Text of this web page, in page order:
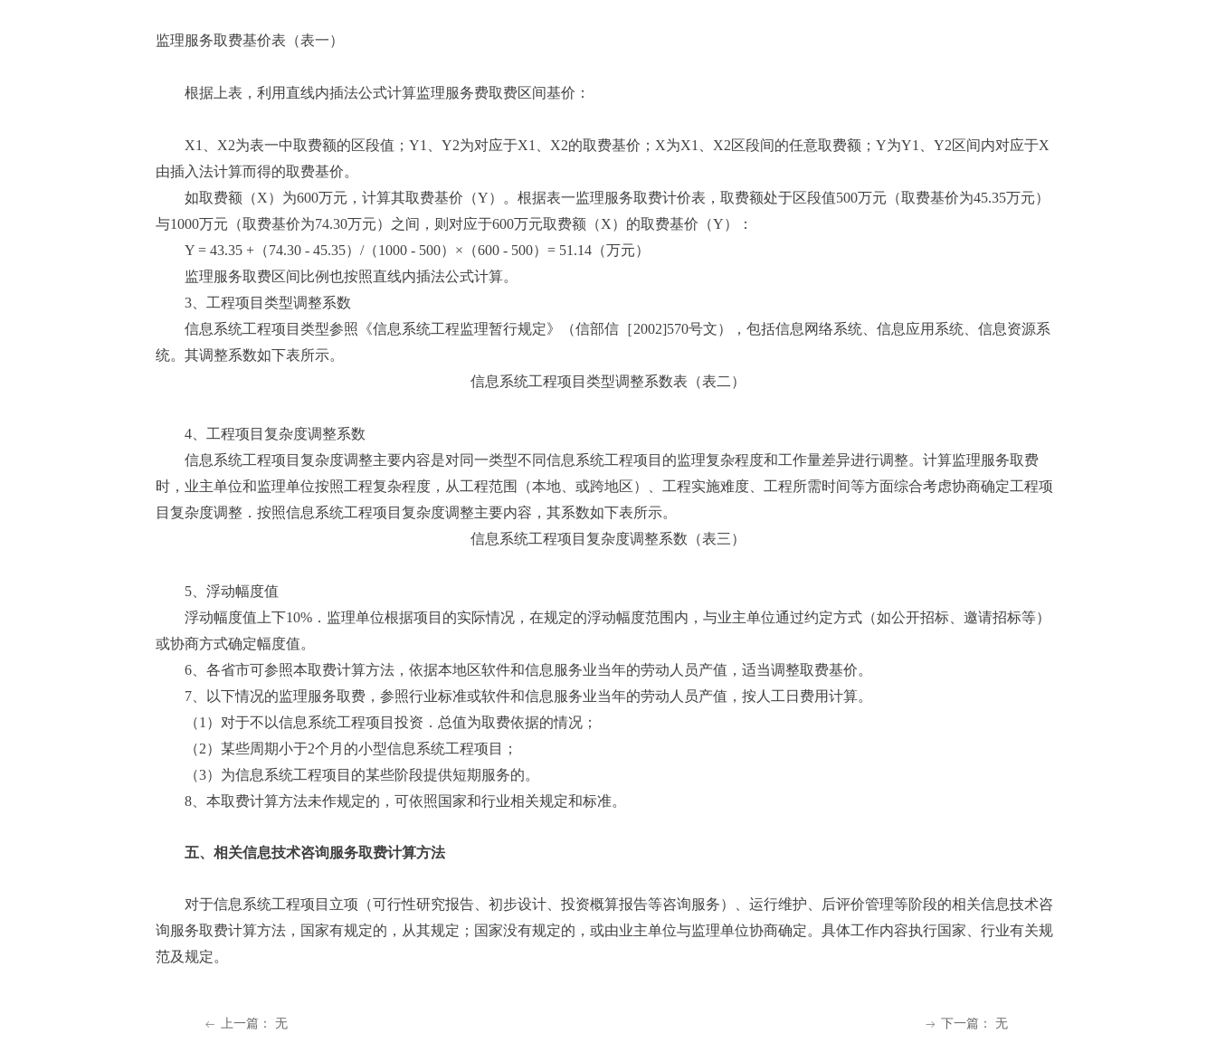
监理服务取费基价表（表一）
根据上表，利用直线内插法公式计算监理服务费取费区间基价：
X1、X2为表一中取费额的区段值；Y1、Y2为对应于X1、X2的取费基价；X为X1、X2区段间的任意取费额；Y为Y1、Y2区间内对应于X
由插入法计算而得的取费基价。
如取费额（X）为600万元，计算其取费基价（Y）。根据表一监理服务取费计价表，取费额处于区段值500万元（取费基价为45.35万元）
与1000万元（取费基价为74.30万元）之间，则对应于600万元取费额（X）的取费基价（Y）：
Y = 43.35 +（74.30 - 45.35）/（1000 - 500）×（600 - 500）= 51.14（万元）
监理服务取费区间比例也按照直线内插法公式计算。
3、工程项目类型调整系数
信息系统工程项目类型参照《信息系统工程监理暂行规定》（信部信［2002]570号文），包括信息网络系统、信息应用系统、信息资源系
统。其调整系数如下表所示。
信息系统工程项目类型调整系数表（表二）
4、工程项目复杂度调整系数
信息系统工程项目复杂度调整主要内容是对同一类型不同信息系统工程项目的监理复杂程度和工作量差异进行调整。计算监理服务取费
时，业主单位和监理单位按照工程复杂程度，从工程范围（本地、或跨地区）、工程实施难度、工程所需时间等方面综合考虑协商确定工程项
目复杂度调整．按照信息系统工程项目复杂度调整主要内容，其系数如下表所示。
信息系统工程项目复杂度调整系数（表三）
5、浮动幅度值
浮动幅度值上下10%．监理单位根据项目的实际情况，在规定的浮动幅度范围内，与业主单位通过约定方式（如公开招标、邀请招标等）
或协商方式确定幅度值。
6、各省市可参照本取费计算方法，依据本地区软件和信息服务业当年的劳动人员产值，适当调整取费基价。
7、以下情况的监理服务取费，参照行业标准或软件和信息服务业当年的劳动人员产值，按人工日费用计算。
（1）对于不以信息系统工程项目投资．总值为取费依据的情况；
（2）某些周期小于2个月的小型信息系统工程项目；
（3）为信息系统工程项目的某些阶段提供短期服务的。
8、本取费计算方法未作规定的，可依照国家和行业相关规定和标准。
五、相关信息技术咨询服务取费计算方法
对于信息系统工程项目立项（可行性研究报告、初步设计、投资概算报告等咨询服务）、运行维护、后评价管理等阶段的相关信息技术咨
询服务取费计算方法，国家有规定的，从其规定；国家没有规定的，或由业主单位与监理单位协商确定。具体工作内容执行国家、行业有关规
范及规定。
ꂃ 上一篇： 无 ꁹ 下一篇： 无